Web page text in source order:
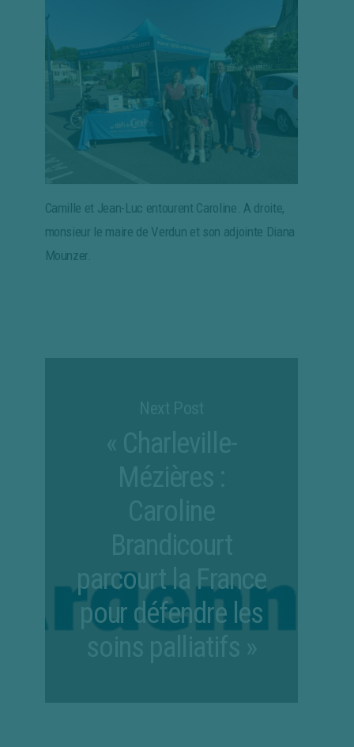
Camille et Jean-Luc entourent Caroline. A droite,
monsieur le maire de Verdun et son adjointe Diana
Mounzer.
parcourt la France
pour défendre les